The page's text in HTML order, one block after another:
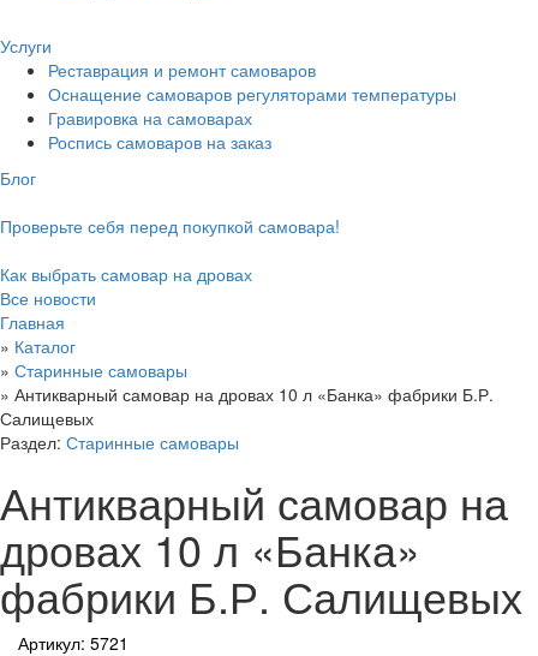
Услуги
Реставрация и ремонт самоваров
Оснащение самоваров регуляторами температуры
Гравировка на самоварах
Роспись самоваров на заказ
Блог
Проверьте себя перед покупкой самовара!
Как выбрать самовар на дровах
Все новости
Главная
» Каталог
» Старинные самовары
» Антикварный самовар на дровах 10 л «Банка» фабрики Б.Р.
Салищевых
Раздел: Старинные самовары
Антикварный самовар на
дровах 10 л «Банка»
фабрики Б.Р. Салищевых
Артикул: 5721